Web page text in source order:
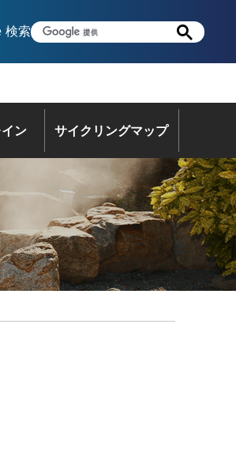
検索
ン サイクリングマップ